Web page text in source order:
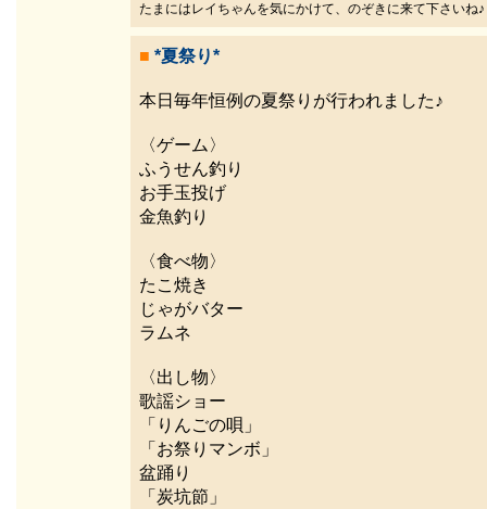
たまにはレイちゃんを気にかけて、のぞきに来て下さいね♪
■ *夏祭り*
本日毎年恒例の夏祭りが行われました♪
〈ゲーム〉
ふうせん釣り
お手玉投げ
金魚釣り
〈食べ物〉
たこ焼き
じゃがバター
ラムネ
〈出し物〉
歌謡ショー
「りんごの唄」
「お祭りマンボ」
盆踊り
「炭坑節」